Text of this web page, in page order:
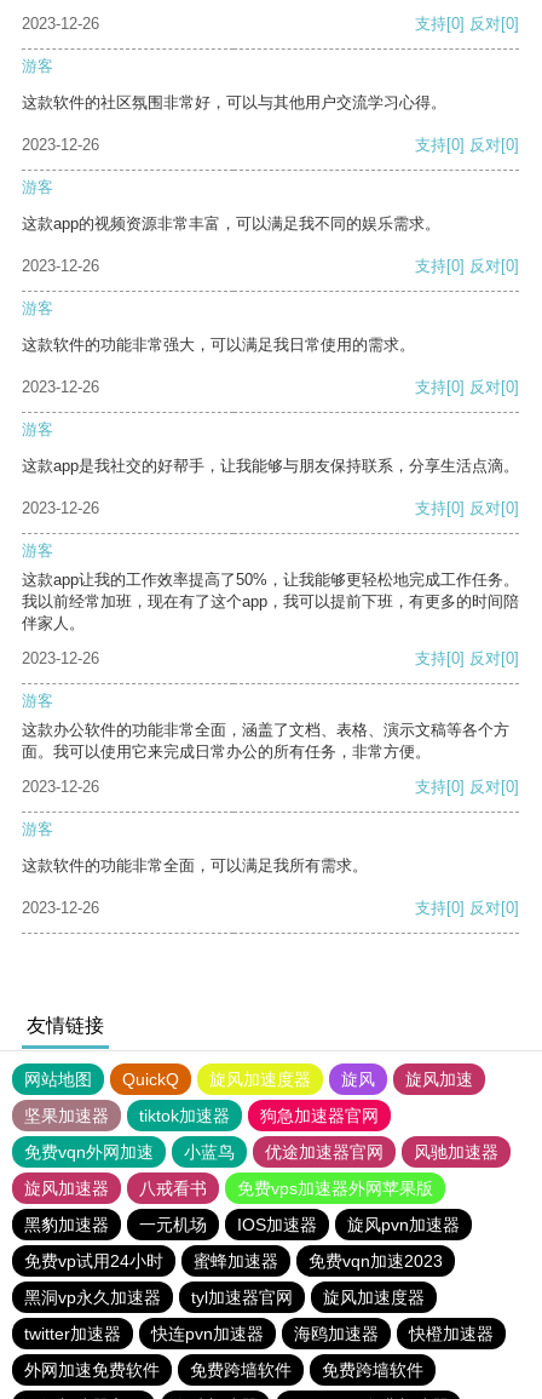
2023-12-26
支持[0] 反对[0]
游客
这款软件的社区氛围非常好，可以与其他用户交流学习心得。
2023-12-26 支持[0] 反对[0]
游客
这款app的视频资源非常丰富，可以满足我不同的娱乐需求。
2023-12-26 支持[0] 反对[0]
游客
这款软件的功能非常强大，可以满足我日常使用的需求。
2023-12-26 支持[0] 反对[0]
游客
这款app是我社交的好帮手，让我能够与朋友保持联系，分享生活点滴。
2023-12-26 支持[0] 反对[0]
游客
这款app让我的工作效率提高了50%，让我能够更轻松地完成工作任务。
我以前经常加班，现在有了这个app，我可以提前下班，有更多的时间陪
伴家人。
2023-12-26
支持[0] 反对[0]
游客
这款办公软件的功能非常全面，涵盖了文档、表格、演示文稿等各个方
面。我可以使用它来完成日常办公的所有任务，非常方便。
2023-12-26
支持[0] 反对[0]
游客
这款软件的功能非常全面，可以满足我所有需求。
2023-12-26 支持[0] 反对[0]
友情链接
网站地图 QuickQ 旋风加速度器 旋风
旋风加速
坚果加速器
tiktok加速器
狗急加速器官网
免费vqn外网加速
小蓝鸟 优途加速器官网
风驰加速器
旋风加速器
八戒看书
免费vps加速器外网苹果版
黑豹加速器
一元机场 IOS加速器
旋风pvn加速器
免费vp试用24小时
蜜蜂加速器
免费vqn加速2023
黑洞vp永久加速器
tyl加速器官网
旋风加速度器
twitter加速器
快连pvn加速器 海鸥加速器
快橙加速器
外网加速免费软件
免费跨墙软件
免费跨墙软件